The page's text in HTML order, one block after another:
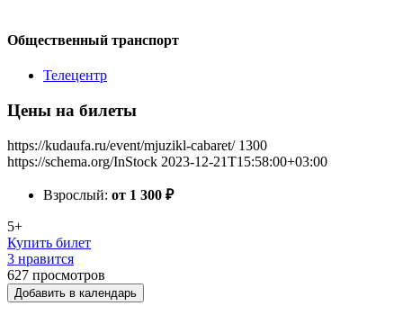
Общественный транспорт
Телецентр
Цены на билеты
https://kudaufa.ru/event/mjuzikl-cabaret/ 1300
https://schema.org/InStock 2023-12-21T15:58:00+03:00
Взрослый: от 1 300 ₽
5+
Купить билет
3 нравится
627 просмотров
Добавить в календарь